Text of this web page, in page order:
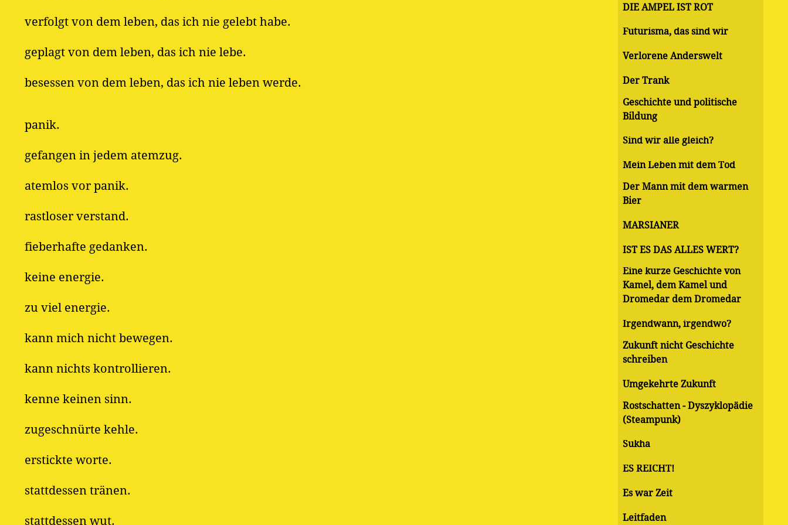
verfolgt von dem leben, das ich nie gelebt habe.
geplagt von dem leben, das ich nie lebe.
besessen von dem leben, das ich nie leben werde.
panik.
gefangen in jedem atemzug.
atemlos vor panik.
rastloser verstand.
fieberhafte gedanken.
keine energie.
zu viel energie.
kann mich nicht bewegen.
kann nichts kontrollieren.
kenne keinen sinn.
zugeschnürte kehle.
erstickte worte.
stattdessen tränen.
stattdessen wut.
DIE AMPEL IST ROT
Futurisma, das sind wir
Verlorene Anderswelt
Der Trank
Geschichte und politische
Bildung
Sind wir alle gleich?
Mein Leben mit dem Tod
Der Mann mit dem warmen
Bier
MARSIANER
IST ES DAS ALLES WERT?
Eine kurze Geschichte von
Kamel, dem Kamel und
Dromedar dem Dromedar
Irgendwann, irgendwo?
Zukunft nicht Geschichte
schreiben
Umgekehrte Zukunft
Rostschatten - Dyszyklopädie
(Steampunk)
Sukha
ES REICHT!
Es war Zeit
Leitfaden